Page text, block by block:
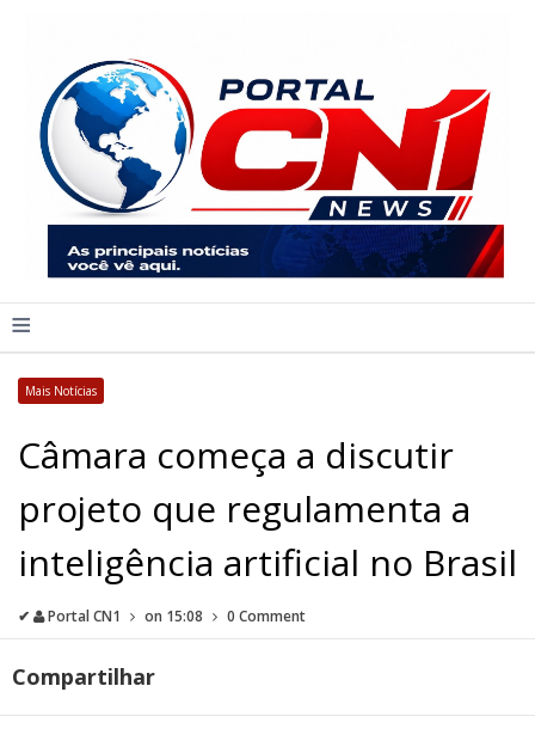
≡
Mais Notícias
Câmara começa a discutir
projeto que regulamenta a
inteligência artificial no Brasil
✔ Portal CN1 on 15:08 0 Comment
Compartilhar